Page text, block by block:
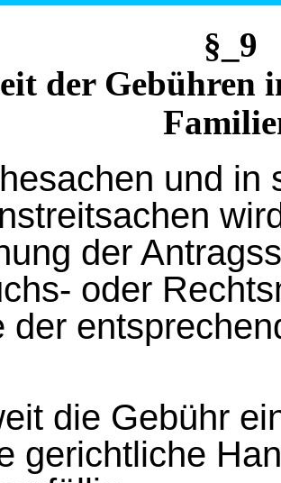
§_9
der Gebühren
und in
der
oder
der
die Gebühr
gerichtliche